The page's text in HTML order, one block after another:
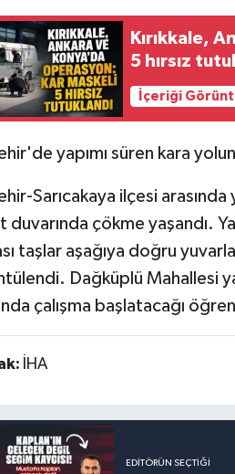
Kırıkkale,
5 hırsız
İçeriği
yapımı süren kara
Sarıcakaya ilçesi
duvarında çökme yaşandı.
taşlar aşağıya doğru
Dağküplü Mahallesi
çalışma başlatacağı
İHA
EDITÖRÜN SEÇTIĞI